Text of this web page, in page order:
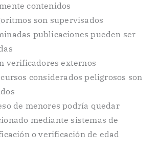
contenidos
son supervisados
publicaciones pueden ser
verificadores externos
considerados peligrosos son
de menores podría quedar
mediante sistemas de
o verificación de edad